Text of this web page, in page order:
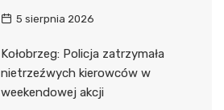
5 sierpnia 2026
Kołobrzeg: Policja zatrzymała
nietrzeźwych kierowców w
weekendowej akcji